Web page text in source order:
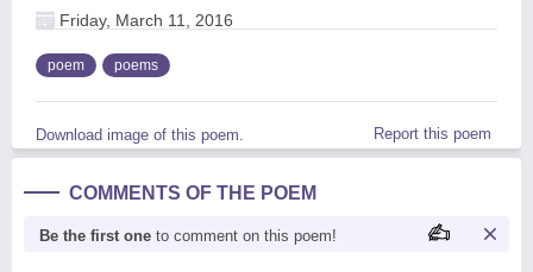
Friday, March 11, 2016
poem poems
Download image of this poem. Report this poem
COMMENTS OF THE POEM
Be the first one to comment on this poem!